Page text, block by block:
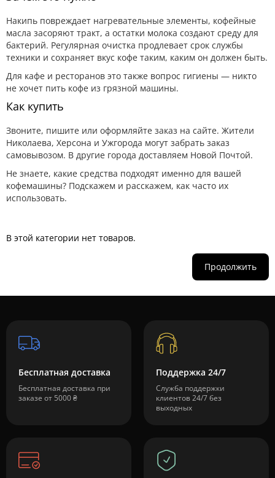
Накипь повреждает нагревательные элементы, кофейные
масла засоряют тракт, а остатки молока создают среду для
бактерий. Регулярная очистка продлевает срок службы
техники и сохраняет вкус кофе таким, каким он должен быть.
Для кафе и ресторанов это также вопрос гигиены — никто
не хочет пить кофе из грязной машины.
Как купить
Звоните, пишите или оформляйте заказ на сайте. Жители
Николаева, Херсона и Ужгорода могут забрать заказ
самовывозом. В другие города доставляем Новой Почтой.
Не знаете, какие средства подходят именно для вашей
кофемашины? Подскажем и расскажем, как часто их
использовать.
В этой категории нет товаров.
Продолжить
Бесплатная доставка
Бесплатная доставка при
заказе от 5000 ₴
Поддержка 24/7
Служба поддержки
клиентов 24/7 без
выходных